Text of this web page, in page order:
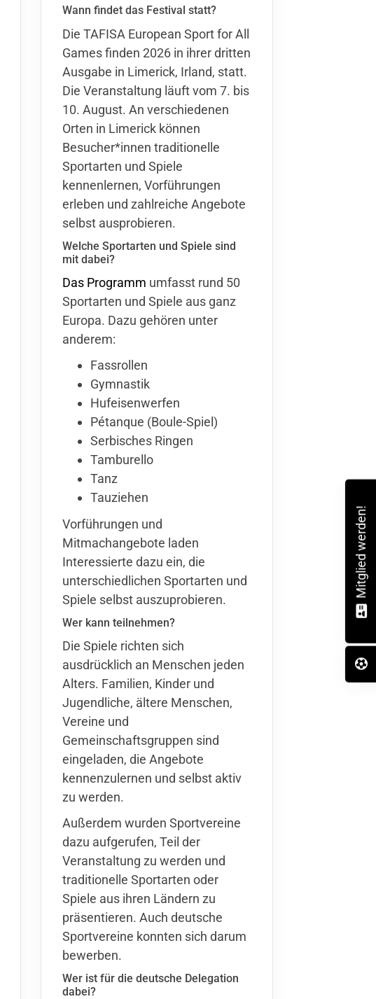
Wann findet das Festival statt?
Die TAFISA European Sport for All
Games finden 2026 in ihrer dritten
Ausgabe in Limerick, Irland, statt.
Die Veranstaltung läuft vom 7. bis
10. August. An verschiedenen
Orten in Limerick können
Besucher*innen traditionelle
Sportarten und Spiele
kennenlernen, Vorführungen
erleben und zahlreiche Angebote
selbst ausprobieren.
Welche Sportarten und Spiele sind
mit dabei?
Das Programm umfasst rund 50
Sportarten und Spiele aus ganz
Europa. Dazu gehören unter
anderem:
Fassrollen
Gymnastik
Hufeisenwerfen
Pétanque (Boule-Spiel)
Serbisches Ringen
Tamburello
Tanz
Tauziehen
Vorführungen und
Mitmachangebote laden
Interessierte dazu ein, die
unterschiedlichen Sportarten und
Spiele selbst auszuprobieren.
Wer kann teilnehmen?
Die Spiele richten sich
ausdrücklich an Menschen jeden
Alters. Familien, Kinder und
Jugendliche, ältere Menschen,
Vereine und
Gemeinschaftsgruppen sind
eingeladen, die Angebote
kennenzulernen und selbst aktiv
zu werden.
Außerdem wurden Sportvereine
dazu aufgerufen, Teil der
Veranstaltung zu werden und
traditionelle Sportarten oder
Spiele aus ihren Ländern zu
präsentieren. Auch deutsche
Sportvereine konnten sich darum
bewerben.
Wer ist für die deutsche Delegation
dabei?
Mitglied werden!